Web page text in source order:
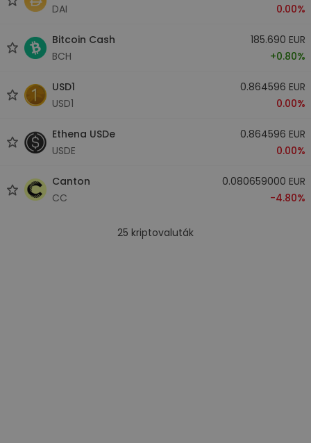
DAI
0.00%
Bitcoin Cash
BCH
185.690 EUR
+0.80%
USD1
USD1
0.864596 EUR
0.00%
Ethena USDe
USDE
0.864596 EUR
0.00%
Canton
CC
0.080659000 EUR
-4.80%
25 kriptovaluták